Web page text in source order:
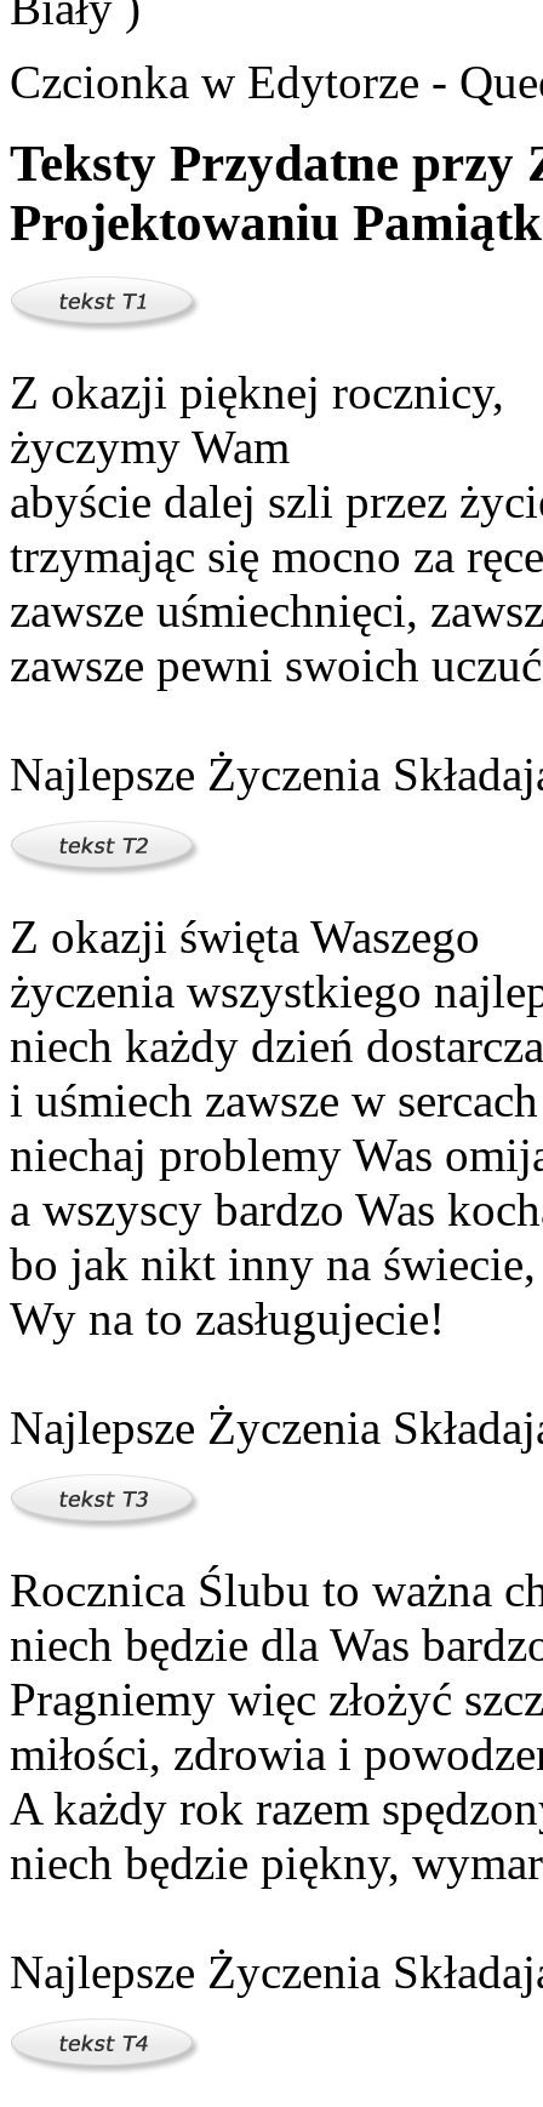
Czcionka w Edytorze -
Teksty Przydatne
Projektowaniu
Z okazji pięknej rocznicy,
życzymy Wam
abyście dalej szli przez
trzymając się mocno za ręce
zawsze uśmiechnięci,
zawsze pewni swoich
Najlepsze Życzenia
Z okazji święta Waszego
życzenia wszystkiego
niech każdy dzień
i uśmiech zawsze w
niechaj problemy Was
a wszyscy bardzo Was
bo jak nikt inny na świecie,
Wy na to zasługujecie!
Najlepsze Życzenia
Rocznica Ślubu to ważna
niech będzie dla Was
Pragniemy więc złożyć
miłości, zdrowia i
A każdy rok razem
niech będzie piękny,
Najlepsze Życzenia